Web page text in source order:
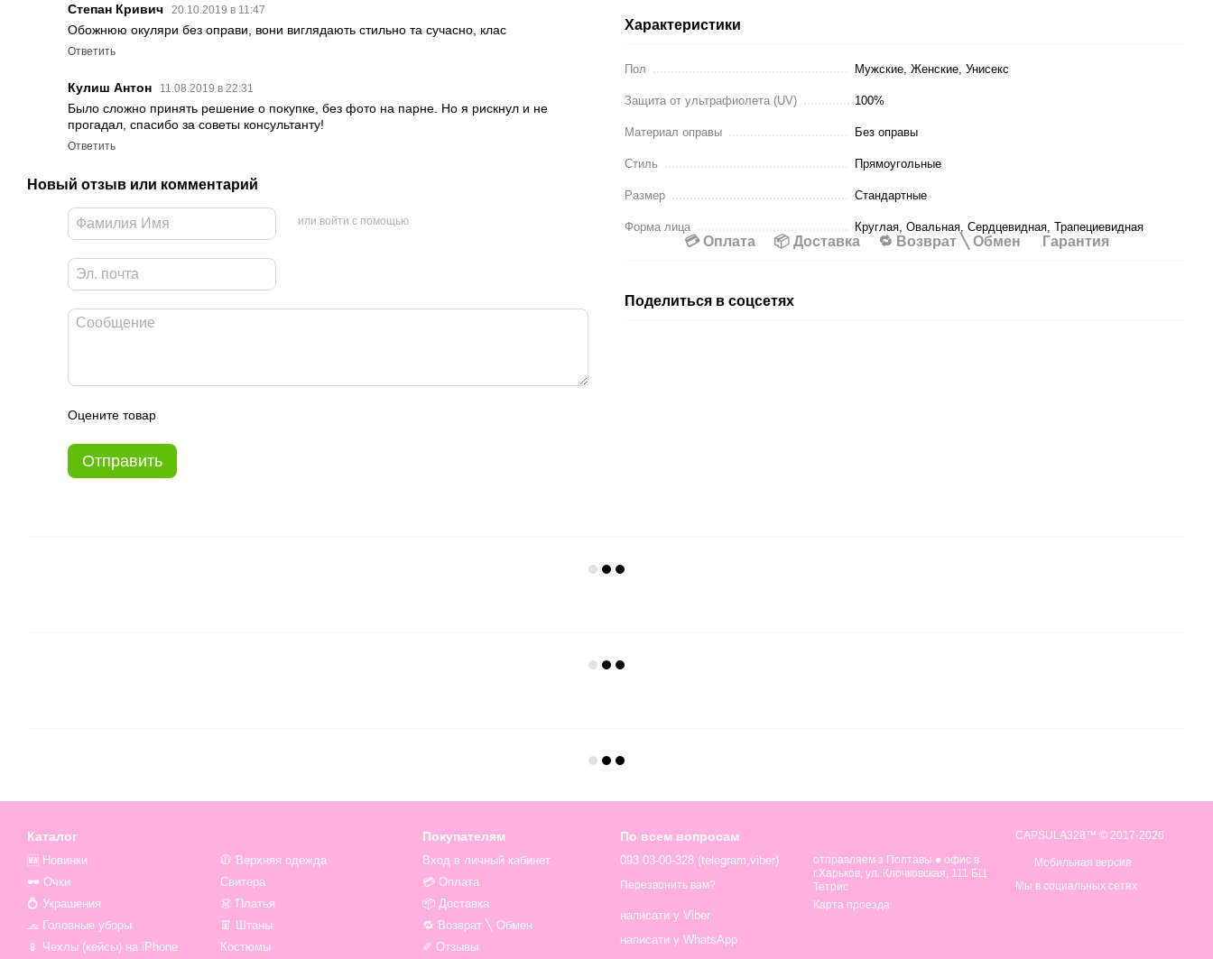
Степан Кривич 20.10.2019 в 11:47
Обожнюю окуляри без оправи, вони виглядають стильно та сучасно, клас
Ответить
Кулиш Антон 11.08.2019 в 22:31
Было сложно принять решение о покупке, без фото на парне. Но я рискнул и не
прогадал, спасибо за советы консультанту!
Ответить
Новый отзыв или комментарий
или войти с помощью
Оцените товар
Отправить
Характеристики
Пол Мужские, Женские, Унисекс
Защита от ультрафиолета (UV) 100%
Материал оправы Без оправы
Стиль Прямоугольные
Размер Стандартные
Форма лица Круглая, Овальная, Сердцевидная, Трапециевидная
💳 Оплата 📦 Доставка 🔁 Возврат ╲ Обмен Гарантия
Поделиться в соцсетях
Каталог
🆕 Новинки
🕶 Очки
💍 Украшения
🧢 Головные уборы
📱 Чехлы (кейсы) на iPhone
🧥 Верхняя одежда
Свитера
👗 Платья
👖 Штаны
Костюмы
Покупателям
Вход в личный кабинет
💳 Оплата
📦 Доставка
🔁 Возврат ╲ Обмен
✐ Отзывы
По всем вопросам
093 03-00-328 (telegram,viber)
Перезвонить вам?
написати у Viber
написати у WhatsApp
отправляем з Полтавы ● офис в
г.Харьков, ул. Клочковская, 111 БЦ
Тетрис
Карта проезда
CAPSULA328™ © 2017-2026
Мобильная версия
Мы в социальных сетях